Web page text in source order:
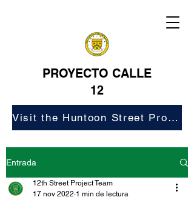
PROYECTO CALLE
12
Visit the Huntoon Street Project Website
Entrada
12th Street Project Team
17 nov 2022 1 min de lectura